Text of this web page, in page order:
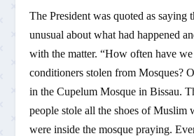
The President was quoted as saying
unusual about what had happened
with the matter. “How often have we
conditioners stolen from Mosques?
in the Cupelum Mosque in Bissau.
people stole all the shoes of Muslim
were inside the mosque praying.